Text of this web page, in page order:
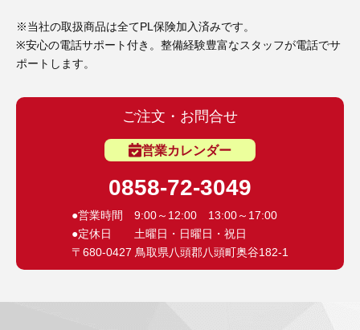
※当社の取扱商品は全てPL保険加入済みです。
※安心の電話サポート付き。整備経験豊富なスタッフが電話でサ
ポートします。
ご注文・お問合せ
営業カレンダー
0858-72-3049
●営業時間 9:00～12:00 13:00～17:00
●定休日 土曜日・日曜日・祝日
〒680-0427 鳥取県八頭郡八頭町奥谷182-1